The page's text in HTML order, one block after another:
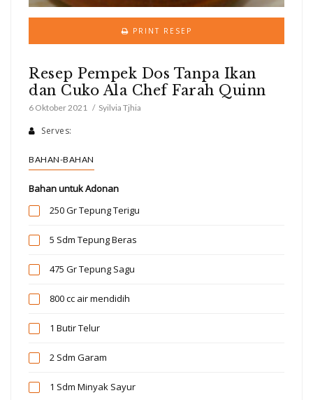
PRINT RESEP
Resep Pempek Dos Tanpa Ikan
dan Cuko Ala Chef Farah Quinn
6 Oktober 2021 Syilvia Tjhia
Serves:
BAHAN-BAHAN
Bahan untuk Adonan
250 GrTepung Terigu
5 Sdm Tepung Beras
475 GrTepung Sagu
800 cc air mendidih
1 ButirTelur
2 Sdm Garam
1 Sdm Minyak Sayur